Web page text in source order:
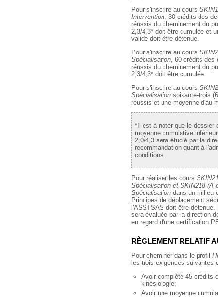
Pour s'inscrire au cours
Intervention , 30 crédits des
réussis du cheminement du
2,3/4,3* doit être cumulée et
valide doit être détenue.
Pour s'inscrire au cours
Spécialisation , 60 crédits
réussis du cheminement du
2,3/4,3* doit être cumulée.
Pour s'inscrire au cours
Spécialisation soixante-trois
réussis et une moyenne d'au
*Il est à noter que le dossier
moyenne cumulative
2,0/4,3 sera étudié par la
recommandation quant à
conditions.
Pour réaliser les cours
Spécialisation et SKIN218 (A
Spécialisation dans un milieu
Principes de déplacement
l'ASSTSAS doit être
sera évaluée par la direction
en regard d'une certification
RÈGLEMENT RELATIF
Pour cheminer dans le profil
les trois exigences suivantes
Avoir complété 45 crédits
kinésiologie;
Avoir une moyenne